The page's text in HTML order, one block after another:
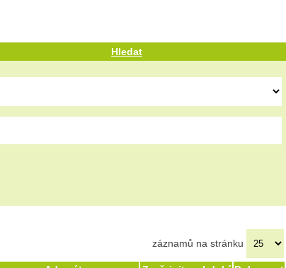
Hledat
záznamů na stránku